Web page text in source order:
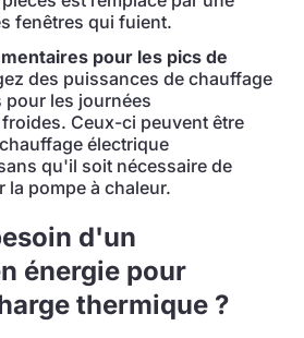
fenêtres qui fuient.
pour les pics de
des puissances de chauffage
pour les journées
Ceux-ci peuvent être
électrique
qu'il soit nécessaire de
la pompe à chaleur.
d'un
énergie pour
thermique ?